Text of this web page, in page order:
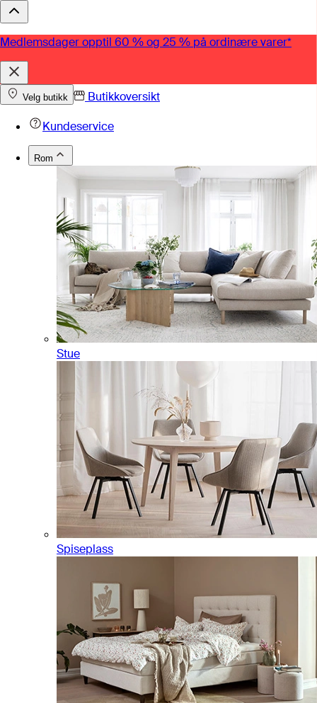
Medlemsdager opptil 60 % og 25 % på ordinære varer*
Velg butikk
Butikkoversikt
Kundeservice
Rom
Stue
Spiseplass